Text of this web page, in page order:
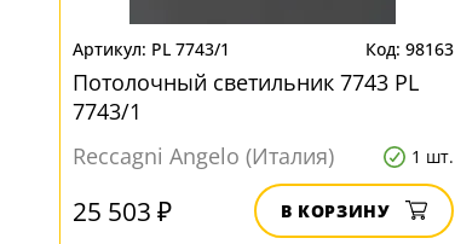
PL 7743/1 98163
Потолочный светильник 7743 PL
7743/1
Reccagni Angelo (Италия)
1 шт.
25 503 ₽ В КОРЗИНУ